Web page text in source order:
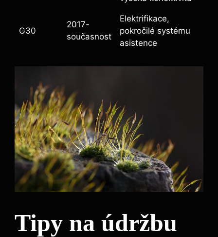
G30
2017-
současnost
Elektrifikace,
pokročilé​ systému
asistence
Tipy na údržbu